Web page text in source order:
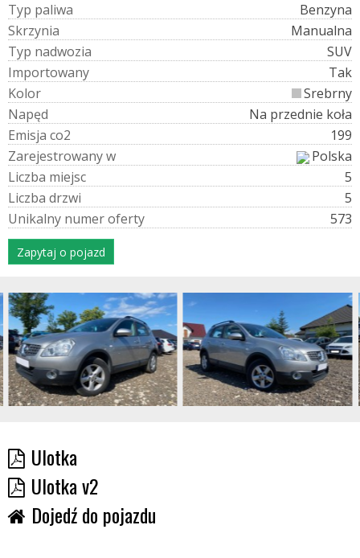
Typ paliwa
Benzyna
Skrzynia
Manualna
Typ nadwozia
SUV
Importowany
Tak
Kolor
Srebrny
Napęd
Na przednie koła
Emisja co2
199
Zarejestrowanyw
Polska
Liczba miejsc
5
Liczba drzwi
5
Unikalny numeroferty 573
Zapytaj o pojazd
Ulotka
Ulotka v2
Dojedź do pojazdu